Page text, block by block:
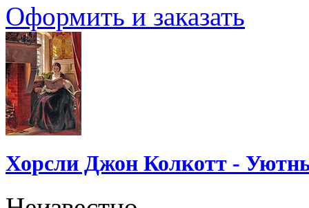
Оформить и заказать
Хорсли Джон Колкотт -